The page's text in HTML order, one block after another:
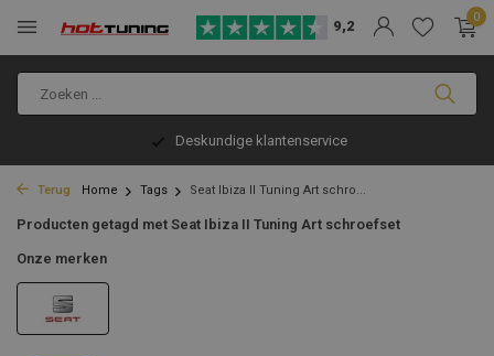
9,2
0
Deskundige klantenservice
Terug Home Tags Seat Ibiza II Tuning Art schro...
Producten getagd met Seat Ibiza II Tuning Art schroefset
Onze merken